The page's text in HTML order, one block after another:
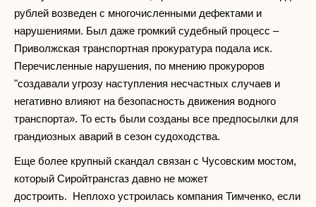
рублей возведен с многочисленными дефектами и
нарушениями. Был даже громкий судебный процесс –
Приволжская транспортная прокуратура подала иск.
Перечисленные нарушения, по мнению прокуроров
"создавали угрозу наступления несчастных случаев и
негативно влияют на безопасность движения водного
транспорта». То есть были созданы все предпосылки для
грандиозных аварий в сезон судоходства.
Еще более крупный скандал связан с Чусовским мостом,
который Сиройтрансгаз давно не может
достроить. Неплохо устроилась компания Тимченко, если